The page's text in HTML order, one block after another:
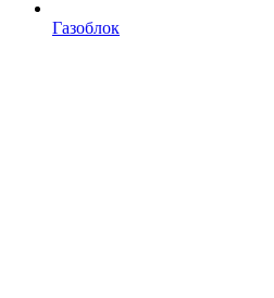
Газоблок